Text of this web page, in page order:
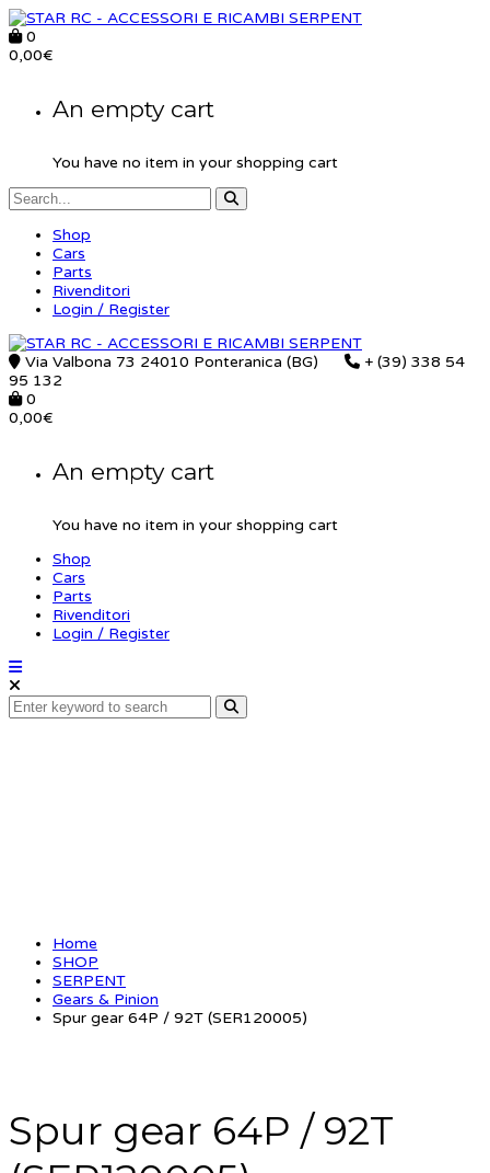
0
0,00€
An empty cart
You have no item in your shopping cart
Shop
Cars
Parts
Rivenditori
Login / Register
Via Valbona 73 24010 Ponteranica (BG)
+ (39) 338 54
95 132
0
0,00€
An empty cart
You have no item in your shopping cart
Shop
Cars
Parts
Rivenditori
Login / Register
Home
SHOP
SERPENT
Gears & Pinion
Spur gear 64P / 92T (SER120005)
Spur gear 64P / 92T